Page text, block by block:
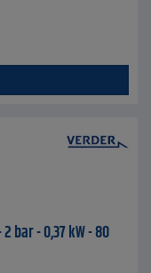
bar - 0,37 kW - 80